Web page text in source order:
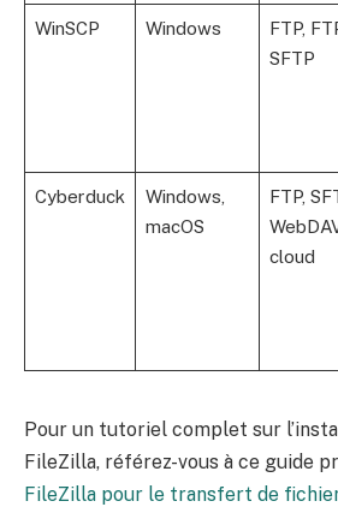
WinSCP Windows
FTP,
SFTP
Cyberduck
Windows,
macOS
FTP,
cloud
Pour un tutoriel complet sur
FileZilla, référez-vous à ce guide
FileZilla pour le transfert de